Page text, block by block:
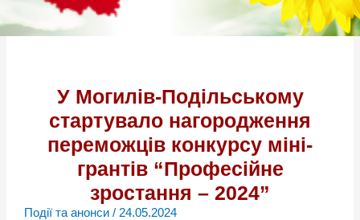
У Могилів-Подільському
стартувало нагородження
переможців конкурсу міні-
грантів “Професійне
зростання – 2024”
Події та анонси/ 24.05.2024